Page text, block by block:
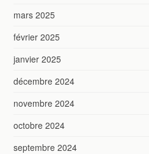
mars 2025
février 2025
janvier 2025
décembre 2024
novembre 2024
octobre 2024
septembre 2024